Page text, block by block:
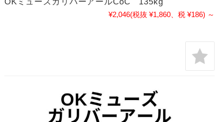
¥2,046(税抜 ¥1,860、税 ¥186) ～